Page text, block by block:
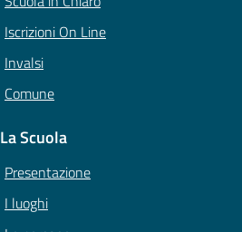
Iscrizioni On Line
Invalsi
Comune
La Scuola
Presentazione
I luoghi